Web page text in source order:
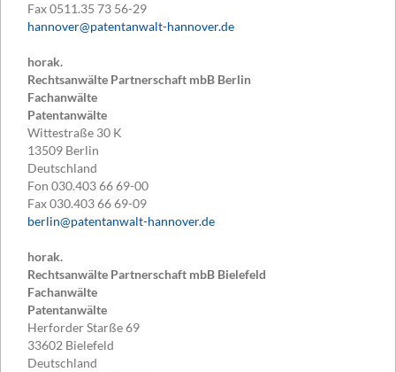
Fax0511.35 73 56-29
hannover@patentanwalt-hannover.de
horak.
Rechtsanwälte Partnerschaft mbB Berlin
Fachanwälte
Patentanwälte
Wittestraße 30 K
13509 Berlin
Deutschland
Fon 030.403 66 69-00
Fax030.403 66 69-09
berlin@patentanwalt-hannover.de
horak.
Rechtsanwälte Partnerschaft mbB Bielefeld
Fachanwälte
Patentanwälte
Herforder Starße 69
33602 Bielefeld
Deutschland